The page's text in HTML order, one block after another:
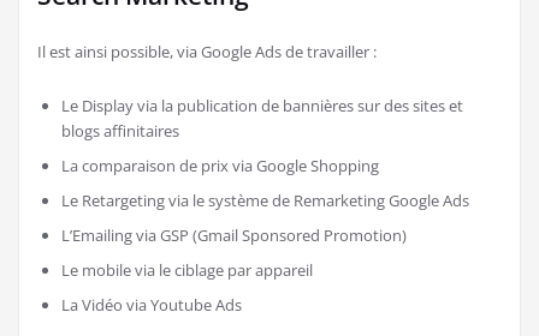
Il est ainsi possible, via Google Ads de travailler :
Le Display via la publication de bannières sur des sites et
blogs affinitaires
La comparaison de prix via Google Shopping
Le Retargeting via le système de Remarketing Google Ads
L’Emailing via GSP (Gmail Sponsored Promotion)
Le mobile via le ciblage par appareil
La Vidéo via Youtube Ads